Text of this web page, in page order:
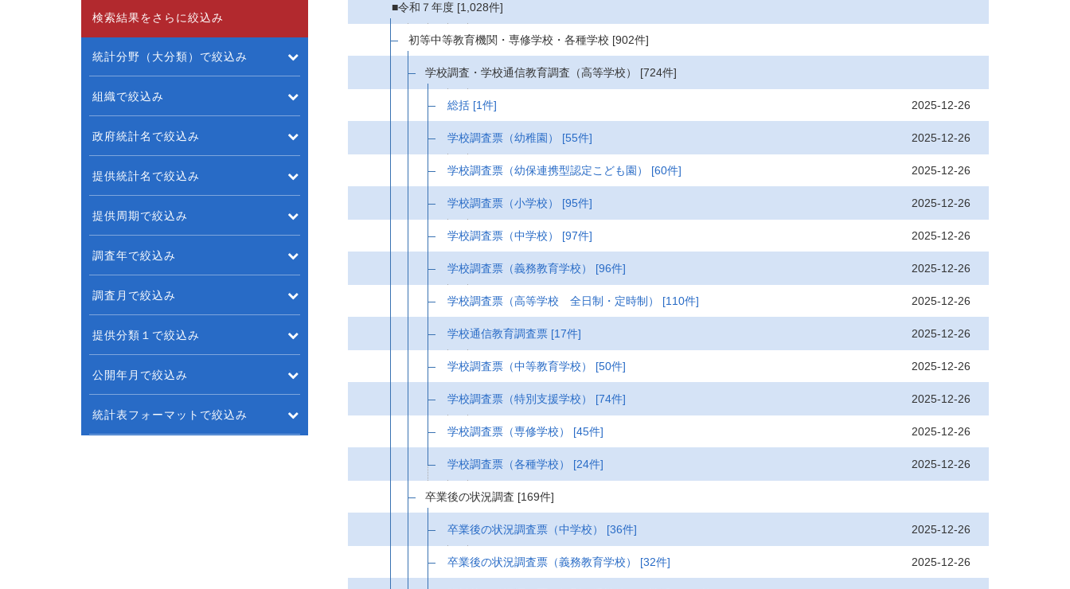
■令和７年度 [1,028件]
初等中等教育機関・専修学校・各種学校 [902件]
学校調査・学校通信教育調査（高等学校） [724件]
総括 [1件] 2025-12-26
学校調査票（幼稚園） [55件] 2025-12-26
学校調査票（幼保連携型認定こども園） [60件] 2025-12-26
学校調査票（小学校） [95件] 2025-12-26
学校調査票（中学校） [97件] 2025-12-26
学校調査票（義務教育学校） [96件] 2025-12-26
学校調査票（高等学校 全日制・定時制） [110件] 2025-12-26
学校通信教育調査票 [17件] 2025-12-26
学校調査票（中等教育学校） [50件] 2025-12-26
学校調査票（特別支援学校） [74件] 2025-12-26
学校調査票（専修学校） [45件] 2025-12-26
学校調査票（各種学校） [24件] 2025-12-26
卒業後の状況調査 [169件]
卒業後の状況調査票（中学校） [36件] 2025-12-26
卒業後の状況調査票（義務教育学校） [32件] 2025-12-26
検索結果をさらに絞込み
統計分野（大分類）で絞込み
組織で絞込み
政府統計名で絞込み
提供統計名で絞込み
提供周期で絞込み
調査年で絞込み
調査月で絞込み
提供分類１で絞込み
公開年月で絞込み
統計表フォーマットで絞込み